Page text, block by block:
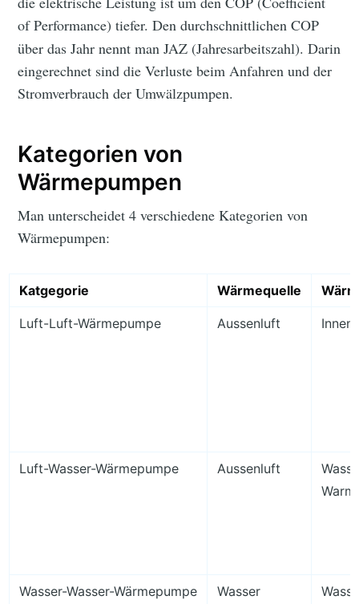
of Performance) tiefer. Den durchschnittlichen COP
über das Jahr nennt man JAZ (Jahresarbeitszahl). Darin
eingerechnet sind die Verluste beim Anfahren und der
Stromverbrauch der Umwälzpumpen.
Kategorien von
Wärmepumpen
Man unterscheidet 4 verschiedene Kategorien von
Wärmepumpen:
Katgegorie Wärmequelle
Luft-Luft-Wärmepumpe Aussenluft
Luft-Wasser-Wärmepumpe Aussenluft
Wasser-Wasser-Wärmepumpe
Wasser